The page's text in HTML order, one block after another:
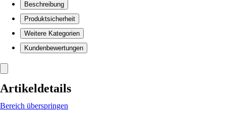
Beschreibung
Produktsicherheit
Weitere Kategorien
Kundenbewertungen
Artikeldetails
Bereich überspringen